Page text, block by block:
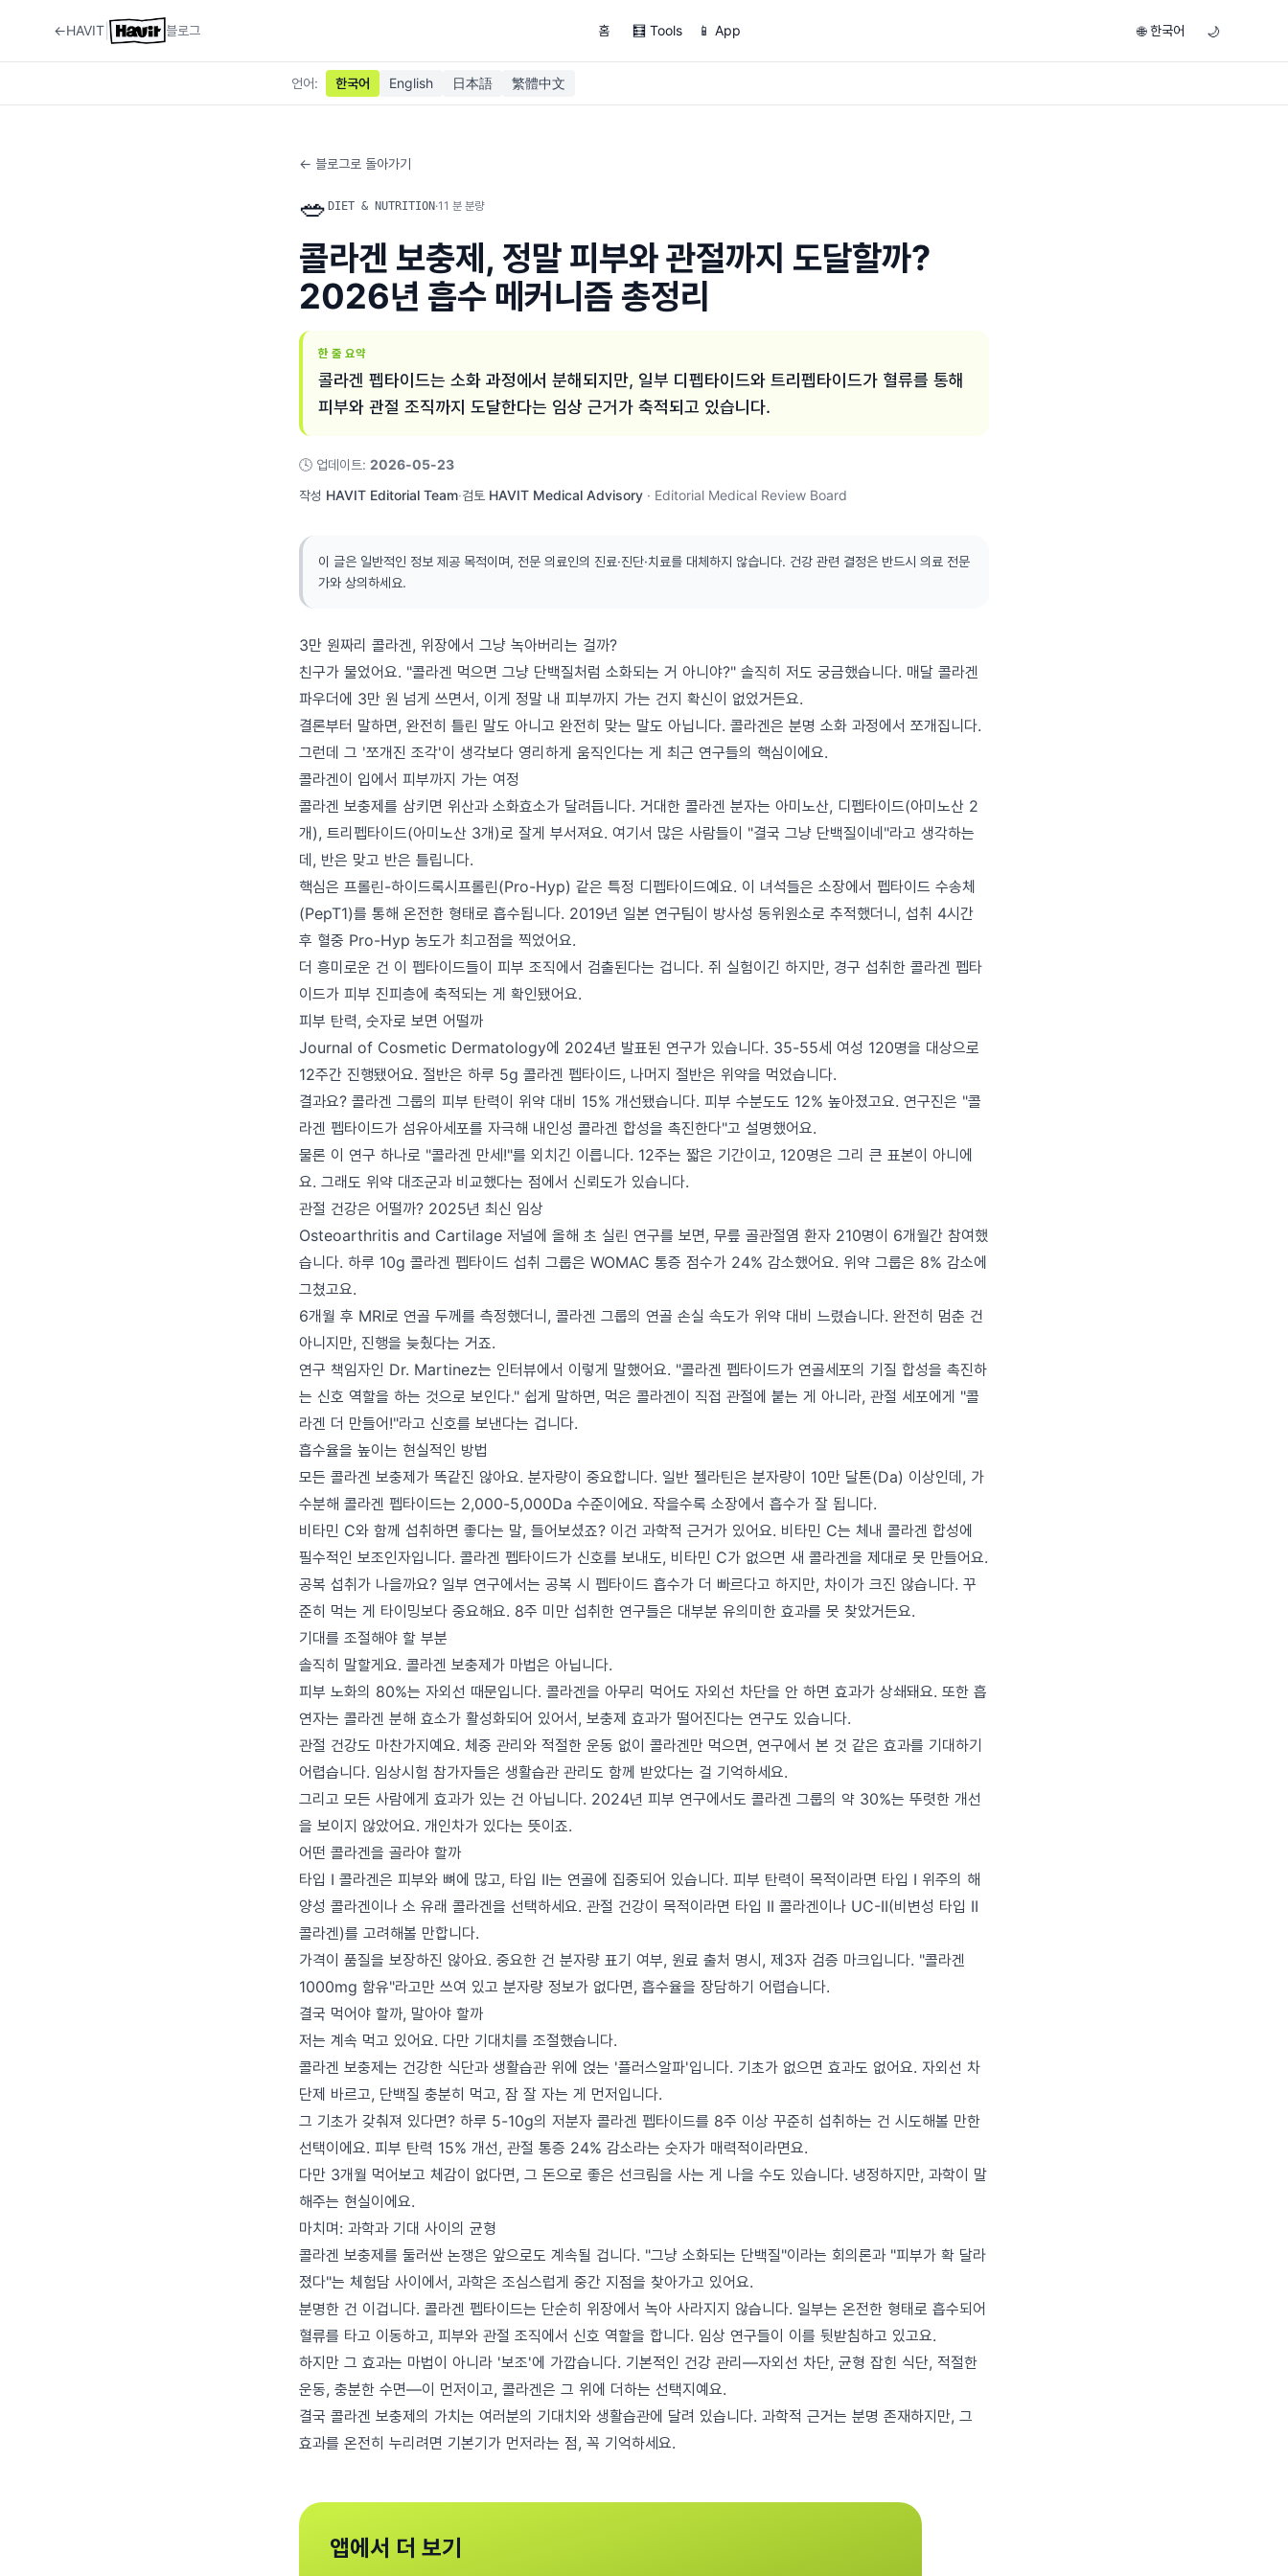
←HAVIT 블로그 홈 🧮 Tools 📱 App 🌐 한국어 🌙
언어: 한국어 English 日本語 繁體中文
← 블로그로 돌아가기
🥗 DIET & NUTRITION·11 분 분량
콜라겐 보충제, 정말 피부와 관절까지 도달할까?
2026년 흡수 메커니즘 총정리
한 줄 요약
콜라겐 펩타이드는 소화 과정에서 분해되지만, 일부 디펩타이드와 트리펩타이드가 혈류를 통해
피부와 관절 조직까지 도달한다는 임상 근거가 축적되고 있습니다.
🕓 업데이트: 2026-05-23
작성 HAVIT Editorial Team·검토 HAVIT Medical Advisory · Editorial Medical Review Board
이 글은 일반적인 정보 제공 목적이며, 전문 의료인의 진료·진단·치료를 대체하지 않습니다. 건강 관련 결정은 반드시 의료 전문
가와 상의하세요.
3만 원짜리 콜라겐, 위장에서 그냥 녹아버리는 걸까?
친구가 물었어요. "콜라겐 먹으면 그냥 단백질처럼 소화되는 거 아니야?" 솔직히 저도 궁금했습니다. 매달 콜라겐
파우더에 3만 원 넘게 쓰면서, 이게 정말 내 피부까지 가는 건지 확신이 없었거든요.
결론부터 말하면, 완전히 틀린 말도 아니고 완전히 맞는 말도 아닙니다. 콜라겐은 분명 소화 과정에서 쪼개집니다.
그런데 그 '쪼개진 조각'이 생각보다 영리하게 움직인다는 게 최근 연구들의 핵심이에요.
콜라겐이 입에서 피부까지 가는 여정
콜라겐 보충제를 삼키면 위산과 소화효소가 달려듭니다. 거대한 콜라겐 분자는 아미노산, 디펩타이드(아미노산 2
개), 트리펩타이드(아미노산 3개)로 잘게 부서져요. 여기서 많은 사람들이 "결국 그냥 단백질이네"라고 생각하는
데, 반은 맞고 반은 틀립니다.
핵심은 프롤린-하이드록시프롤린(Pro-Hyp) 같은 특정 디펩타이드예요. 이 녀석들은 소장에서 펩타이드 수송체
(PepT1)를 통해 온전한 형태로 흡수됩니다. 2019년 일본 연구팀이 방사성 동위원소로 추적했더니, 섭취 4시간
후 혈중 Pro-Hyp 농도가 최고점을 찍었어요.
더 흥미로운 건 이 펩타이드들이 피부 조직에서 검출된다는 겁니다. 쥐 실험이긴 하지만, 경구 섭취한 콜라겐 펩타
이드가 피부 진피층에 축적되는 게 확인됐어요.
피부 탄력, 숫자로 보면 어떨까
Journal of Cosmetic Dermatology에 2024년 발표된 연구가 있습니다. 35-55세 여성 120명을 대상으로
12주간 진행됐어요. 절반은 하루 5g 콜라겐 펩타이드, 나머지 절반은 위약을 먹었습니다.
결과요? 콜라겐 그룹의 피부 탄력이 위약 대비 15% 개선됐습니다. 피부 수분도도 12% 높아졌고요. 연구진은 "콜
라겐 펩타이드가 섬유아세포를 자극해 내인성 콜라겐 합성을 촉진한다"고 설명했어요.
물론 이 연구 하나로 "콜라겐 만세!"를 외치긴 이릅니다. 12주는 짧은 기간이고, 120명은 그리 큰 표본이 아니에
요. 그래도 위약 대조군과 비교했다는 점에서 신뢰도가 있습니다.
관절 건강은 어떨까? 2025년 최신 임상
Osteoarthritis and Cartilage 저널에 올해 초 실린 연구를 보면, 무릎 골관절염 환자 210명이 6개월간 참여했
습니다. 하루 10g 콜라겐 펩타이드 섭취 그룹은 WOMAC 통증 점수가 24% 감소했어요. 위약 그룹은 8% 감소에
그쳤고요.
6개월 후 MRI로 연골 두께를 측정했더니, 콜라겐 그룹의 연골 손실 속도가 위약 대비 느렸습니다. 완전히 멈춘 건
아니지만, 진행을 늦췄다는 거죠.
연구 책임자인 Dr. Martinez는 인터뷰에서 이렇게 말했어요. "콜라겐 펩타이드가 연골세포의 기질 합성을 촉진하
는 신호 역할을 하는 것으로 보인다." 쉽게 말하면, 먹은 콜라겐이 직접 관절에 붙는 게 아니라, 관절 세포에게 "콜
라겐 더 만들어!"라고 신호를 보낸다는 겁니다.
흡수율을 높이는 현실적인 방법
모든 콜라겐 보충제가 똑같진 않아요. 분자량이 중요합니다. 일반 젤라틴은 분자량이 10만 달톤(Da) 이상인데, 가
수분해 콜라겐 펩타이드는 2,000-5,000Da 수준이에요. 작을수록 소장에서 흡수가 잘 됩니다.
비타민 C와 함께 섭취하면 좋다는 말, 들어보셨죠? 이건 과학적 근거가 있어요. 비타민 C는 체내 콜라겐 합성에
필수적인 보조인자입니다. 콜라겐 펩타이드가 신호를 보내도, 비타민 C가 없으면 새 콜라겐을 제대로 못 만들어요.
공복 섭취가 나을까요? 일부 연구에서는 공복 시 펩타이드 흡수가 더 빠르다고 하지만, 차이가 크진 않습니다. 꾸
준히 먹는 게 타이밍보다 중요해요. 8주 미만 섭취한 연구들은 대부분 유의미한 효과를 못 찾았거든요.
기대를 조절해야 할 부분
솔직히 말할게요. 콜라겐 보충제가 마법은 아닙니다.
피부 노화의 80%는 자외선 때문입니다. 콜라겐을 아무리 먹어도 자외선 차단을 안 하면 효과가 상쇄돼요. 또한 흡
연자는 콜라겐 분해 효소가 활성화되어 있어서, 보충제 효과가 떨어진다는 연구도 있습니다.
관절 건강도 마찬가지예요. 체중 관리와 적절한 운동 없이 콜라겐만 먹으면, 연구에서 본 것 같은 효과를 기대하기
어렵습니다. 임상시험 참가자들은 생활습관 관리도 함께 받았다는 걸 기억하세요.
그리고 모든 사람에게 효과가 있는 건 아닙니다. 2024년 피부 연구에서도 콜라겐 그룹의 약 30%는 뚜렷한 개선
을 보이지 않았어요. 개인차가 있다는 뜻이죠.
어떤 콜라겐을 골라야 할까
타입 I 콜라겐은 피부와 뼈에 많고, 타입 II는 연골에 집중되어 있습니다. 피부 탄력이 목적이라면 타입 I 위주의 해
양성 콜라겐이나 소 유래 콜라겐을 선택하세요. 관절 건강이 목적이라면 타입 II 콜라겐이나 UC-II(비변성 타입 II
콜라겐)를 고려해볼 만합니다.
가격이 품질을 보장하진 않아요. 중요한 건 분자량 표기 여부, 원료 출처 명시, 제3자 검증 마크입니다. "콜라겐
1000mg 함유"라고만 쓰여 있고 분자량 정보가 없다면, 흡수율을 장담하기 어렵습니다.
결국 먹어야 할까, 말아야 할까
저는 계속 먹고 있어요. 다만 기대치를 조절했습니다.
콜라겐 보충제는 건강한 식단과 생활습관 위에 얹는 '플러스알파'입니다. 기초가 없으면 효과도 없어요. 자외선 차
단제 바르고, 단백질 충분히 먹고, 잠 잘 자는 게 먼저입니다.
그 기초가 갖춰져 있다면? 하루 5-10g의 저분자 콜라겐 펩타이드를 8주 이상 꾸준히 섭취하는 건 시도해볼 만한
선택이에요. 피부 탄력 15% 개선, 관절 통증 24% 감소라는 숫자가 매력적이라면요.
다만 3개월 먹어보고 체감이 없다면, 그 돈으로 좋은 선크림을 사는 게 나을 수도 있습니다. 냉정하지만, 과학이 말
해주는 현실이에요.
마치며: 과학과 기대 사이의 균형
콜라겐 보충제를 둘러싼 논쟁은 앞으로도 계속될 겁니다. "그냥 소화되는 단백질"이라는 회의론과 "피부가 확 달라
졌다"는 체험담 사이에서, 과학은 조심스럽게 중간 지점을 찾아가고 있어요.
분명한 건 이겁니다. 콜라겐 펩타이드는 단순히 위장에서 녹아 사라지지 않습니다. 일부는 온전한 형태로 흡수되어
혈류를 타고 이동하고, 피부와 관절 조직에서 신호 역할을 합니다. 임상 연구들이 이를 뒷받침하고 있고요.
하지만 그 효과는 마법이 아니라 '보조'에 가깝습니다. 기본적인 건강 관리—자외선 차단, 균형 잡힌 식단, 적절한
운동, 충분한 수면—이 먼저이고, 콜라겐은 그 위에 더하는 선택지예요.
결국 콜라겐 보충제의 가치는 여러분의 기대치와 생활습관에 달려 있습니다. 과학적 근거는 분명 존재하지만, 그
효과를 온전히 누리려면 기본기가 먼저라는 점, 꼭 기억하세요.
앱에서 더 보기